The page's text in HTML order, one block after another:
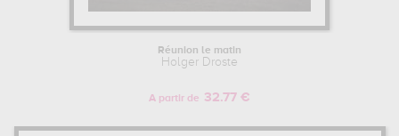
Réunion le matin
Holger Droste
A partir de 32.77 €